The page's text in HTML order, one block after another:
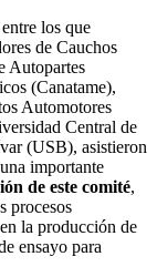
los que
de Cauchos
Autopartes
(Canatame),
Automotores
Central de
(USB), asistieron
importante
de este comité,
procesos
la producción de
ensayo para